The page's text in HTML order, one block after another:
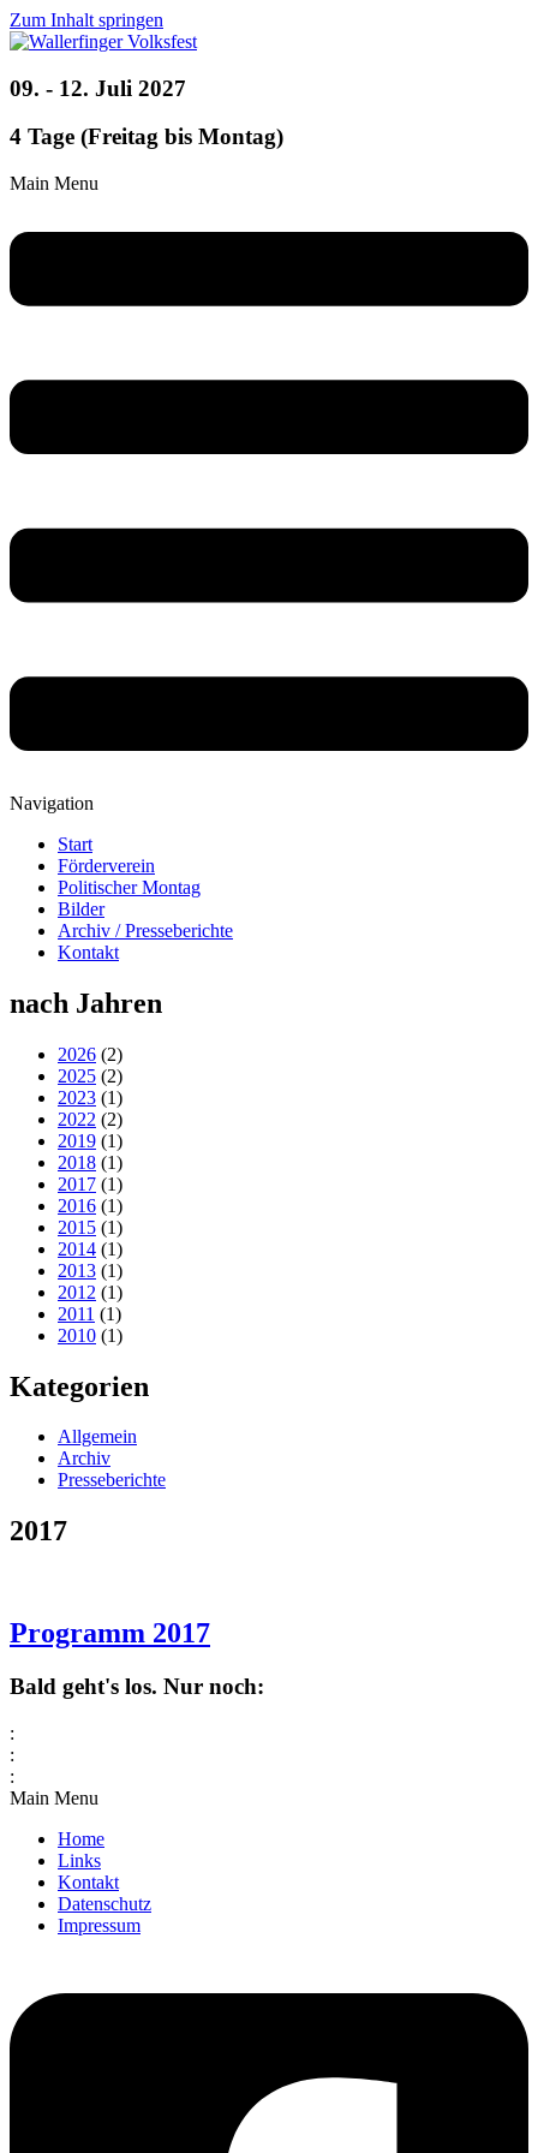
Zum Inhalt springen
09. - 12. Juli 2027
4 Tage (Freitag bis Montag)
Main Menu
Navigation
Start
Förderverein
Politischer Montag
Bilder
Archiv / Presseberichte
Kontakt
nach Jahren
2026 (2)
2025 (2)
2023 (1)
2022 (2)
2019 (1)
2018 (1)
2017 (1)
2016 (1)
2015 (1)
2014 (1)
2013 (1)
2012 (1)
2011 (1)
2010 (1)
Kategorien
Allgemein
Archiv
Presseberichte
2017
Programm 2017
Bald geht's los. Nur noch:
:
:
:
Main Menu
Home
Links
Kontakt
Datenschutz
Impressum